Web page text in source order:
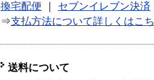
換宅配便
セブンイレブン決済
⇒支払方法について詳しくはこ
送料について